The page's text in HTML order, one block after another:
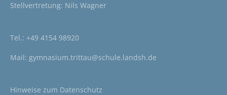
Stellvertretung: Nils Wagner
Tel.: +49 4154 98920
Mail: gymnasium.trittau@schule.landsh.de
Hinweise zum Datenschutz